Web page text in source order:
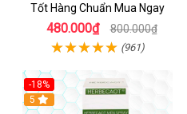
Tốt Hàng Chuẩn Mua Ngay
480.000₫ 800.000₫
(961)
-18%
5